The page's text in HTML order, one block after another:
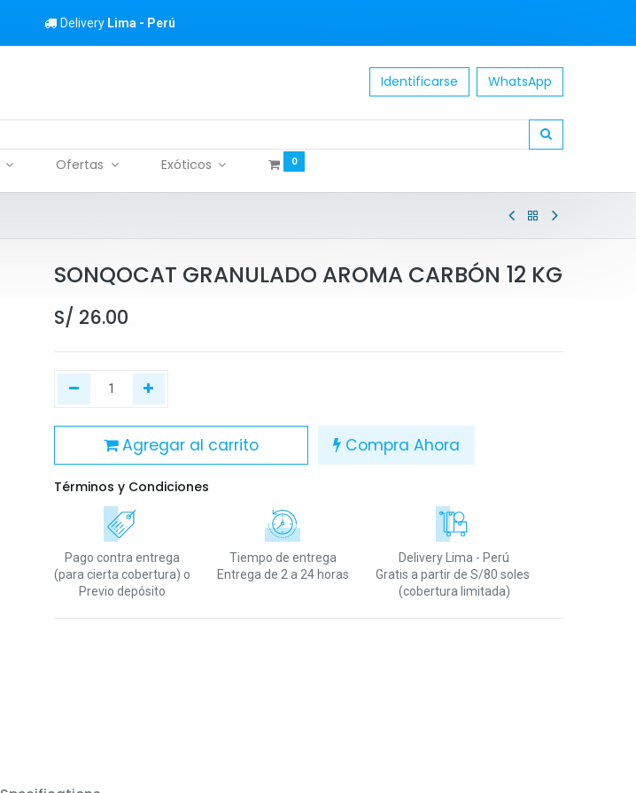
Delivery Lima - Perú
Identificarse WhatsApp
Ofertas Exóticos 0
SONQOCAT GRANULADO AROMA CARBÓN 12 KG
S/ 26.00
Agregar al carrito Compra Ahora
Términos y Condiciones
Pago contra entrega
(para cierta cobertura) o
Previo depósito
Tiempo de entrega
Entrega de 2 a 24 horas
Delivery Lima - Perú
Gratis a partir de S/80 soles
(cobertura limitada)